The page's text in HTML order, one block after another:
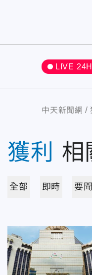
LIVE
中天新聞網
獲利 相
全部 即時 要聞